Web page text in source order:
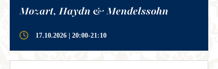
Mozart, Haydn & Mendelssohn
17.10.2026 | 20:00-21:10